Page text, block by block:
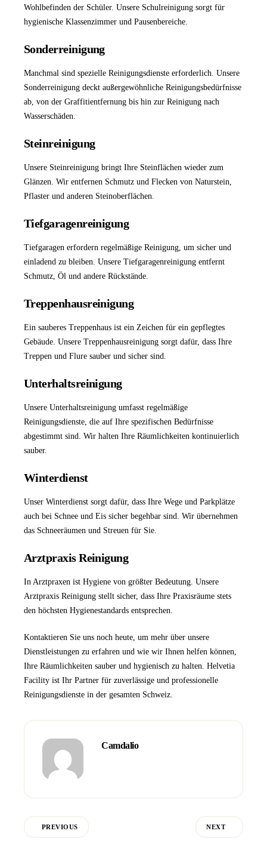
Wohlbefinden der Schüler. Unsere Schulreinigung sorgt für
hygienische Klassenzimmer und Pausenbereiche.
Sonderreinigung
Manchmal sind spezielle Reinigungsdienste erforderlich. Unsere
Sonderreinigung deckt außergewöhnliche Reinigungsbedürfnisse
ab, von der Graffitientfernung bis hin zur Reinigung nach
Wasserschäden.
Steinreinigung
Unsere Steinreinigung bringt Ihre Steinflächen wieder zum
Glänzen. Wir entfernen Schmutz und Flecken von Naturstein,
Pflaster und anderen Steinoberflächen.
Tiefgaragenreinigung
Tiefgaragen erfordern regelmäßige Reinigung, um sicher und
einladend zu bleiben. Unsere Tiefgaragenreinigung entfernt
Schmutz, Öl und andere Rückstände.
Treppenhausreinigung
Ein sauberes Treppenhaus ist ein Zeichen für ein gepflegtes
Gebäude. Unsere Treppenhausreinigung sorgt dafür, dass Ihre
Treppen und Flure sauber und sicher sind.
Unterhaltsreinigung
Unsere Unterhaltsreinigung umfasst regelmäßige
Reinigungsdienste, die auf Ihre spezifischen Bedürfnisse
abgestimmt sind. Wir halten Ihre Räumlichkeiten kontinuierlich
sauber.
Winterdienst
Unser Winterdienst sorgt dafür, dass Ihre Wege und Parkplätze
auch bei Schnee und Eis sicher begehbar sind. Wir übernehmen
das Schneeräumen und Streuen für Sie.
Arztpraxis Reinigung
In Arztpraxen ist Hygiene von größter Bedeutung. Unsere
Arztpraxis Reinigung stellt sicher, dass Ihre Praxisräume stets
den höchsten Hygienestandards entsprechen.
Kontaktieren Sie uns noch heute, um mehr über unsere
Dienstleistungen zu erfahren und wie wir Ihnen helfen können,
Ihre Räumlichkeiten sauber und hygienisch zu halten. Helvetia
Facility ist Ihr Partner für zuverlässige und professionelle
Reinigungsdienste in der gesamten Schweiz.
Camdalio
PREVIOUS NEXT